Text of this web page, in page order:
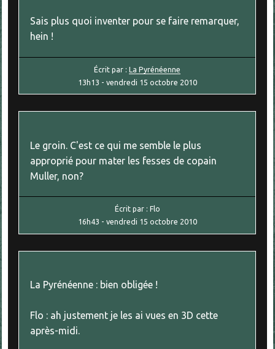
Sais plus quoi inventer pour se faire remarquer,
hein !
Écrit par :La Pyrénéenne
13h13 - vendredi 15 octobre 2010
Le groin. C'est ce qui me semble le plus
approprié pour mater les fesses de copain
Muller, non?
Écrit par : Flo
16h43 - vendredi 15 octobre 2010
La Pyrénéenne : bien obligée !
Flo : ah justement je les ai vues en 3D cette
après-midi.